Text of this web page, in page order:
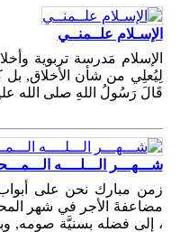
الإسـلام علــمنــي
الإسلام مَدرسة تربوية
لِيُعلِي من شأن الأخلاق, بل
قَالَ رَسُولُ اللهِ صلى الله
شـــهـــر الـــلــــه
زمن مبارك نحن على أبواب
مضاعفةَ الأجر في شهر
، إلى فضله بسنيَّة صومه,